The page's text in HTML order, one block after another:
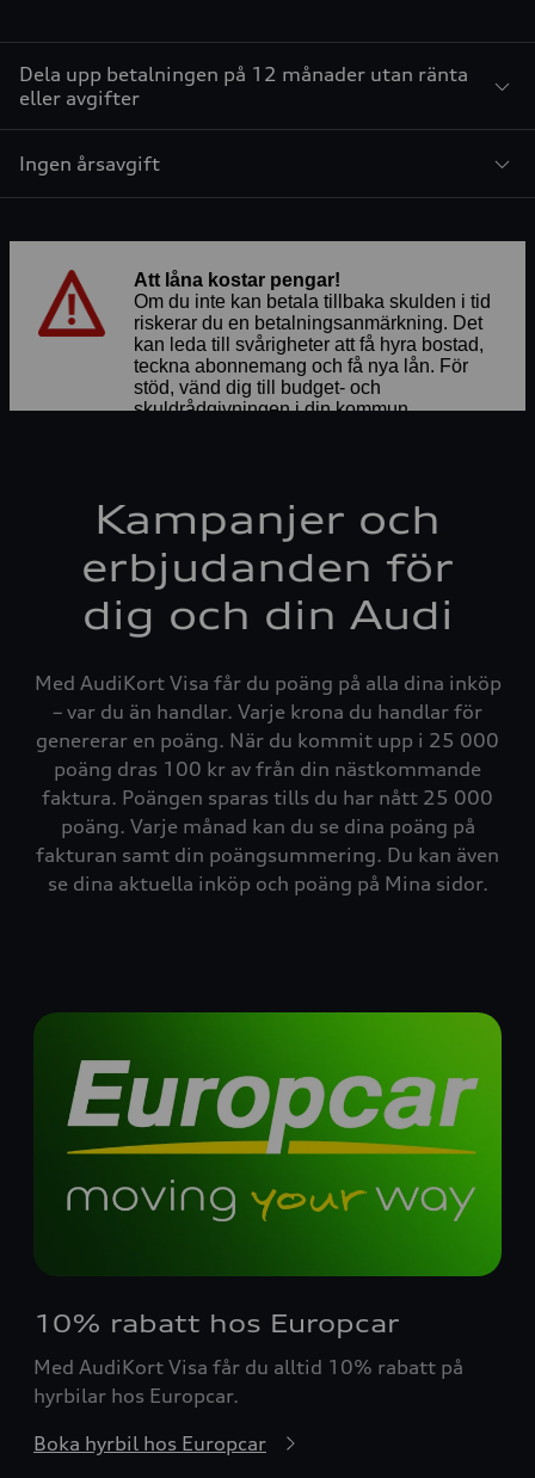
Dela upp betalningen på 12 månader utan ränta
eller avgifter
Ingen årsavgift
Kampanjer och
erbjudanden för
dig och din Audi
Med AudiKort Visa får du poäng på alla dina inköp
– var du än handlar. Varje krona du handlar för
genererar en poäng. När du kommit upp i 25 000
poäng dras 100 kr av från din nästkommande
faktura. Poängen sparas tills du har nått 25 000
poäng. Varje månad kan du se dina poäng på
fakturan samt din poängsummering. Du kan även
se dina aktuella inköp och poäng på Mina sidor.
10% rabatt hos Europcar
Med AudiKort Visa får du alltid 10% rabatt på
hyrbilar hos Europcar.
Boka hyrbil hos Europcar